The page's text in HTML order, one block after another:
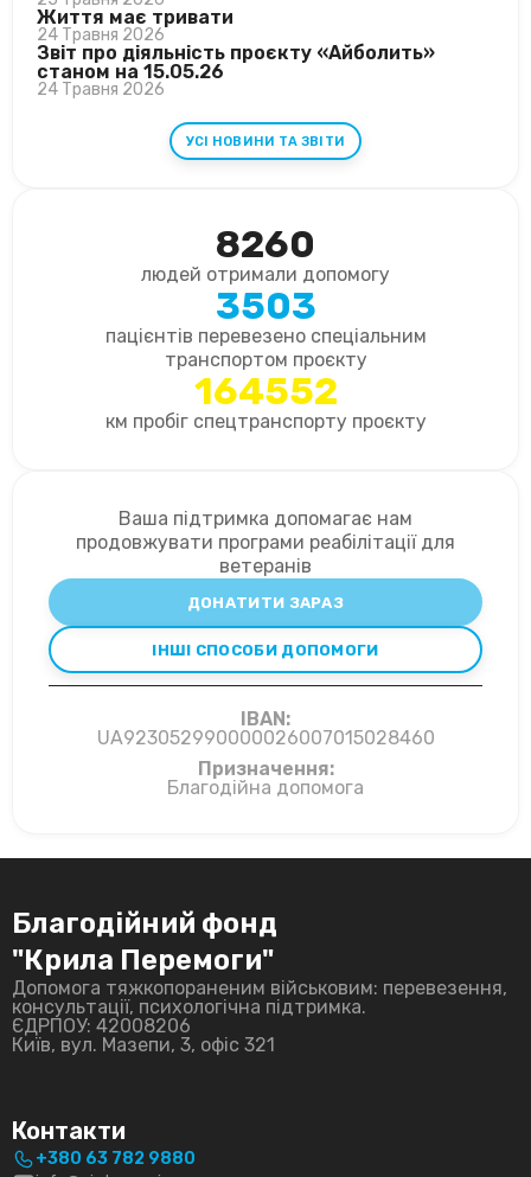
Життя має тривати
24 Травня 2026
Звіт про діяльність проєкту «Айболить»
станом на 15.05.26
24 Травня 2026
УСІ НОВИНИ ТА ЗВІТИ
8260
людей отримали допомогу
3503
пацієнтів перевезено спеціальним
транспортом проєкту
164552
км пробіг спецтранспорту проєкту
Ваша підтримка допомагає нам
продовжувати програми реабілітації для
ветеранів
ДОНАТИТИ ЗАРАЗ
ІНШІ СПОСОБИ ДОПОМОГИ
IBAN:
UA923052990000026007015028460
Призначення:
Благодійна допомога
Благодійний фонд
"Крила Перемоги"
Допомога тяжкопораненим військовим: перевезення,
консультації, психологічна підтримка.
ЄДРПОУ: 42008206
Київ, вул. Мазепи, 3, офіс 321
Контакти
+380 63 782 9880